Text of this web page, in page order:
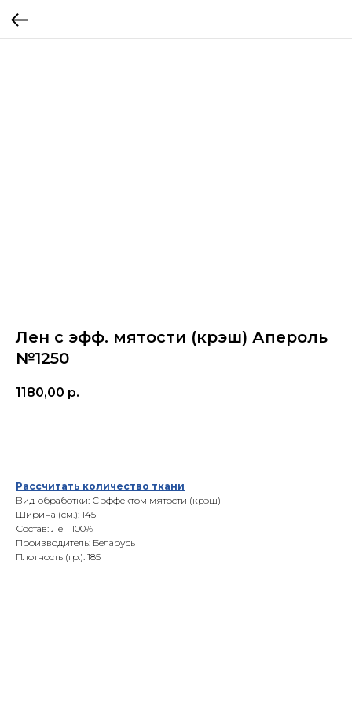
Лен с эфф. мятости (крэш) Апероль
№1250
1180,00 р.
Рассчитать количество ткани
Вид обработки: С эффектом мятости (крэш)
Ширина (см.): 145
Состав: Лен 100%
Производитель: Беларусь
Плотность (гр.): 185